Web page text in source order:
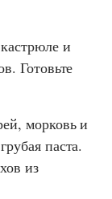
и
Готовьте
морковь и
паста.
из